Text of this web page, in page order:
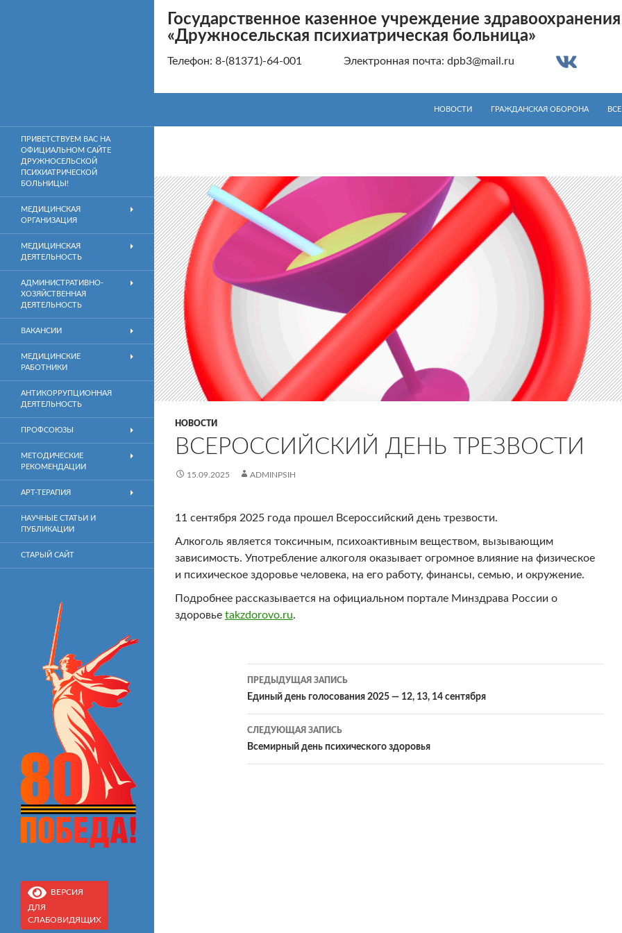
Государственное казенное учреждение
«Дружносельская психиатрическая больница»
Телефон: 8-(81371)-64-001 Электронная почта: dpb3@mail.ru
Государственное казенное учреждение здравоохранения Ленинградской области <br>
НОВОСТИ
ГРАЖДАНСКАЯ ОБОРОНА
НОВОСТИ
ВСЕРОССИЙСКИЙ ДЕНЬ ТРЕЗВОСТИ
15.09.2025 ADMINPSIH
11 сентября 2025 года прошел Всероссийский день трезвости.
Алкоголь является токсичным, психоактивным веществом, вызывающим
зависимость. Употребление алкоголя оказывает огромное влияние на физическое
и психическое здоровье человека, на его работу, финансы, семью, и окружение.
Подробнее рассказывается на официальном портале Минздрава России о
здоровье takzdorovo.ru.
Навигация
по
записям
ПРЕДЫДУЩАЯ ЗАПИСЬ
Единый день голосования 2025 — 12, 13, 14 сентября
СЛЕДУЮЩАЯ ЗАПИСЬ
Всемирный день психического здоровья
ПРИВЕТСТВУЕМ ВАС НА
ОФИЦИАЛЬНОМ САЙТЕ
ДРУЖНОСЕЛЬСКОЙ
ПСИХИАТРИЧЕСКОЙ
БОЛЬНИЦЫ!
МЕДИЦИНСКАЯ
ОРГАНИЗАЦИЯ
МЕДИЦИНСКАЯ
ДЕЯТЕЛЬНОСТЬ
АДМИНИСТРАТИВНО-
ХОЗЯЙСТВЕННАЯ
ДЕЯТЕЛЬНОСТЬ
ВАКАНСИИ
МЕДИЦИНСКИЕ
РАБОТНИКИ
АНТИКОРРУПЦИОННАЯ
ДЕЯТЕЛЬНОСТЬ
ПРОФСОЮЗЫ
МЕТОДИЧЕСКИЕ
РЕКОМЕНДАЦИИ
АРТ-ТЕРАПИЯ
НАУЧНЫЕ СТАТЬИ И
ПУБЛИКАЦИИ
СТАРЫЙ САЙТ
ВЕРСИЯ
ДЛЯ
СЛАБОВИДЯЩИХ